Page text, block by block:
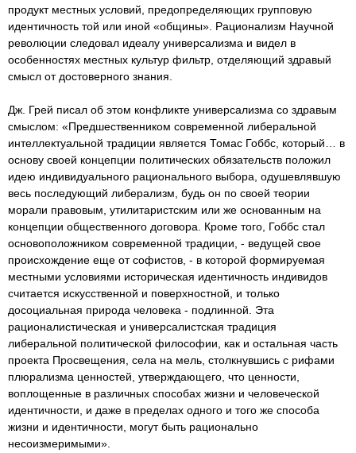
продукт местных условий, предопределяющих групповую
идентичность той или иной «общины». Рационализм Научной
революции следовал идеалу универсализма и видел в
особенностях местных культур фильтр, отделяющий здравый
смысл от достоверного знания.
Дж. Грей писал об этом конфликте универсализма со здравым
смыслом: «Предшественником современной либеральной
интеллектуальной традиции является Томас Гоббс, который… в
основу своей концепции политических обязательств положил
идею индивидуального рационального выбора, одушевлявшую
весь последующий либерализм, будь он по своей теории
морали правовым, утилитаристским или же основанным на
концепции общественного договора. Кроме того, Гоббс стал
основоположником современной традиции, - ведущей свое
происхождение еще от софистов, - в которой формируемая
местными условиями историческая идентичность индивидов
считается искусственной и поверхностной, и только
досоциальная природа человека - подлинной. Эта
рационалистическая и универсалистская традиция
либеральной политической философии, как и остальная часть
проекта Просвещения, села на мель, столкнувшись с рифами
плюрализма ценностей, утверждающего, что ценности,
воплощенные в различных способах жизни и человеческой
идентичности, и даже в пределах одного и того же способа
жизни и идентичности, могут быть рационально
несоизмеримыми».